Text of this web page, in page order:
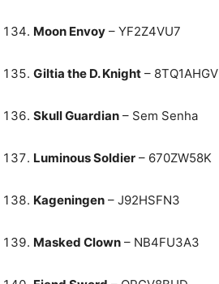
Moon Envoy – YF2Z4VU7
Giltia the D. Knight – 8TQ1AHGV
Skull Guardian – Sem Senha
Luminous Soldier – 670ZW58K
Kageningen – J92HSFN3
Masked Clown – NB4FU3A3